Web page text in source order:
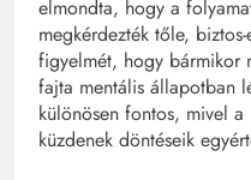
elmondta, hogy a
megkérdezték tőle,
figyelmét, hogy bármikor
fajta mentális állapotban
különösen fontos, mivel
küzdenek döntéseik